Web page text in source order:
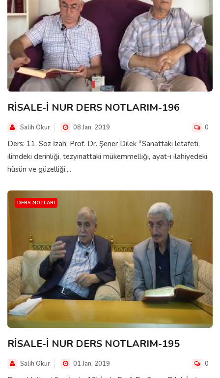
RİSALE-İ NUR DERS NOTLARIM-196
Salih Okur 08 Jan, 2019 0
Ders: 11. Söz İzah: Prof. Dr. Şener Dilek *Sanattaki letafeti,
ilimdeki derinliği, tezyinattaki mükemmelliği, ayat-ı ilahiyedeki
hüsün ve güzelliği....
DERS NOTLARI
RİSALE-İ NUR DERS NOTLARIM-195
Salih Okur 01 Jan, 2019 0